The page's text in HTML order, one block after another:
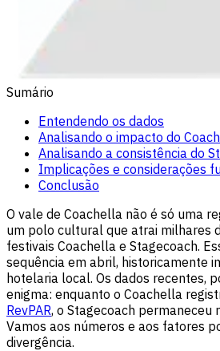
Sumário
Entendendo os dados
Analisando o impacto do
Analisando a consistência do
Implicações e considerações
Conclusão
O vale de Coachella não é só uma
um polo cultural que atrai milhares
festivais Coachella e Stagecoach.
sequência em abril, historicamente
hotelaria local. Os dados recentes,
enigma: enquanto o Coachella
RevPAR, o Stagecoach permaneceu
Vamos aos números e aos fatores
divergência.